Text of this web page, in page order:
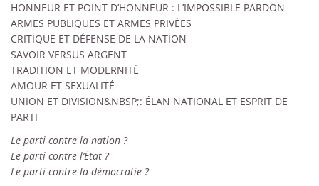
HONNEUR ET POINT D’HONNEUR : L’IMPOSSIBLE PARDON
ARMES PUBLIQUES ET ARMES PRIVÉES
CRITIQUE ET DÉFENSE DE LA NATION
SAVOIR VERSUS ARGENT
TRADITION ET MODERNITÉ
AMOUR ET SEXUALITÉ
UNION ET DIVISION&NBSP;: ÉLAN NATIONAL ET ESPRIT DE
PARTI
Le parti contre la nation ?
Le parti contre l’État ?
Le parti contre la démocratie ?